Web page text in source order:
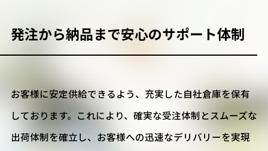
発注から納品まで安心のサポート体制
お客様に安定供給できるよう、充実した自社倉庫を保有
しております。これにより、確実な受注体制とスムーズな
出荷体制を確立し、お客様への迅速なデリバリーを実現